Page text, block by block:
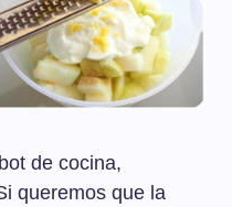
de cocina,
queremos que la